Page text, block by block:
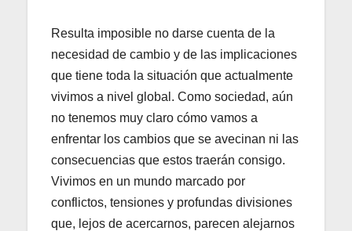
Resulta imposible no darse cuenta de la
necesidad de cambio y de las implicaciones
que tiene toda la situación que actualmente
vivimos a nivel global. Como sociedad, aún
no tenemos muy claro cómo vamos a
enfrentar los cambios que se avecinan ni las
consecuencias que estos traerán consigo.
Vivimos en un mundo marcado por
conflictos, tensiones y profundas divisiones
que, lejos de acercarnos, parecen alejarnos